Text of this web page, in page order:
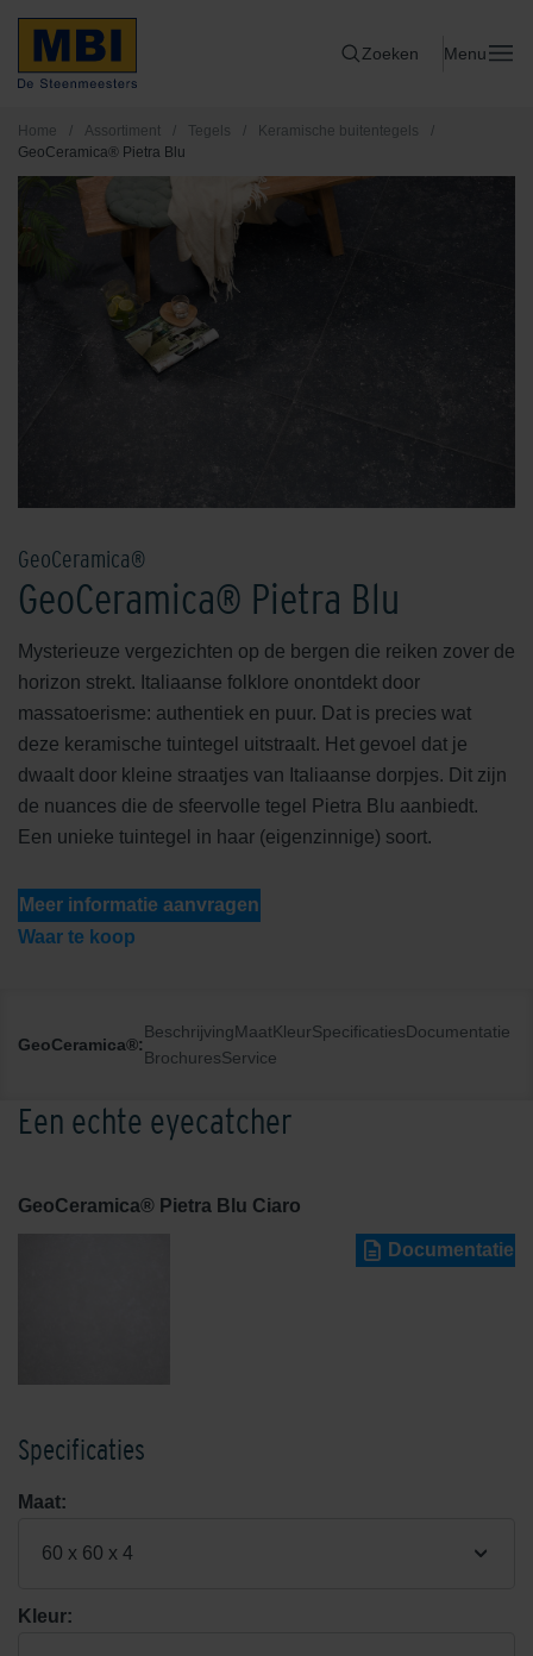
Zoeken Menu
Home / Assortiment / Tegels / Keramische buitentegels
/
GeoCeramica® Pietra Blu
GeoCeramica®
GeoCeramica® Pietra Blu
Mysterieuze vergezichten op de bergen die reiken zover de
horizon strekt. Italiaanse folklore onontdekt door
massatoerisme: authentiek en puur. Dat is precies wat
deze keramische tuintegel uitstraalt. Het gevoel dat je
dwaalt door kleine straatjes van Italiaanse dorpjes. Dit zijn
de nuances die de sfeervolle tegel Pietra Blu aanbiedt.
Een unieke tuintegel in haar (eigenzinnige) soort.
Meer informatie aanvragen
Waar te koop
GeoCeramica®:
BeschrijvingMaatKleurSpecificatiesDocumentatie
BrochuresService
Een echte eyecatcher
GeoCeramica® Pietra Blu Ciaro
Documentatie
Specificaties
Maat:
60 x 60 x 4
Kleur: